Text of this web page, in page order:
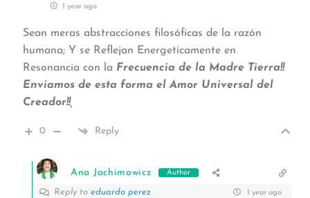
1 year ago
Sean meras abstracciones filosóficas de la razón
humana; Y se Reflejan Energeticamente en
Resonancia con la Frecuencia de la Madre Tierra!!
Enviamos de esta forma el Amor Universal del
Creador!!,
0 Reply
Ana Jachimowicz Author
Reply to eduardo perez 1 year ago